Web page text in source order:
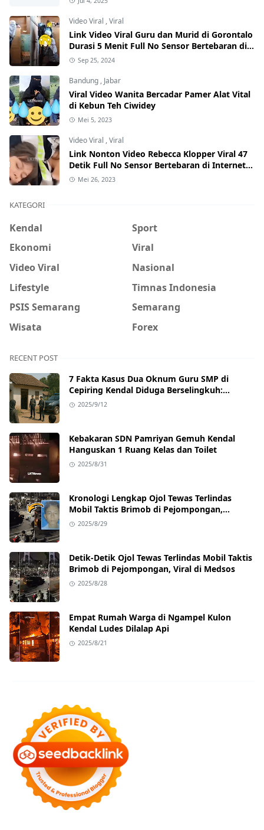
Video Viral ,Viral
Link Video Viral Guru dan Murid di Gorontalo
Durasi 5 Menit Full No Sensor Bertebaran di
Internet, Hati-Hati Phising!
Sep 25, 2024
Bandung , Jabar
Viral Video Wanita Bercadar Pamer Alat Vital
di Kebun Teh Ciwidey
Mei 5, 2023
Video Viral ,Viral
Link Nonton Video Rebecca Klopper Viral 47
Detik Full No Sensor Bertebaran di Internet,
Hati-Hati Phising!
Mei 26, 2023
KATEGORI
Kendal
Sport
Ekonomi
Viral
Video Viral
Nasional
Lifestyle
Timnas Indonesia
PSIS Semarang
Semarang
Wisata
Forex
RECENT POST
7 Fakta Kasus Dua Oknum Guru SMP di
Cepiring Kendal Diduga Berselingkuh:
Kronologi, Pengakuan, hingga Sanksi
2025/9/12
Kebakaran SDN Pamriyan Gemuh Kendal
Hanguskan 1 Ruang Kelas dan Toilet
2025/8/31
Kronologi Lengkap Ojol Tewas Terlindas
Mobil Taktis Brimob di Pejompongan,
Ternyata Sedang Antar Orderan
2025/8/29
Detik-Detik Ojol Tewas Terlindas Mobil Taktis
Brimob di Pejompongan, Viral di Medsos
2025/8/28
Empat Rumah Warga di Ngampel Kulon
Kendal Ludes Dilalap Api
2025/8/21